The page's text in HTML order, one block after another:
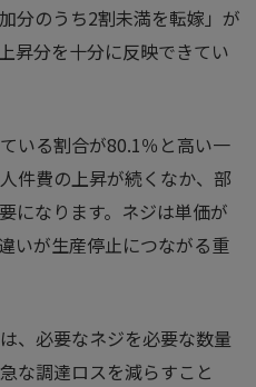
分のうち2割未満を転嫁」が
昇分を十分に反映できてい
いる割合が80.1％と高い一
件費の上昇が続くなか、部
になります。ネジは単価が
いが生産停止につながる重
、必要なネジを必要な数量
な調達ロスを減らすこと